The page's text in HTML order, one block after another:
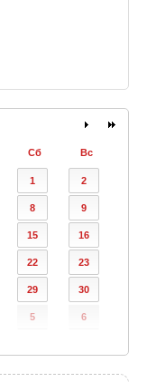
Сб Вс
1 2
8 9
15 16
22 23
29 30
5 6